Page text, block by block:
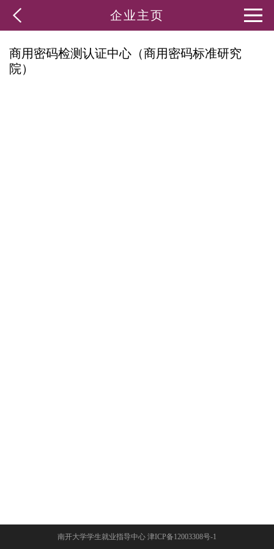
企业主页
商用密码检测认证中心（商用密码标准研究
院）
南开大学学生就业指导中心 津ICP备12003308号-1